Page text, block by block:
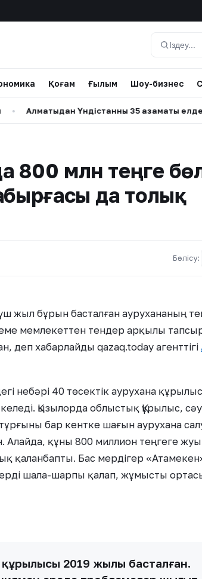
Іздеу
Қоғам Ғылым Шоу-бизнес
Үндістанның 35 азаматы елден
800 млн теңге
да толық
Бөлісу:
жыл бұрын басталған аурухананың
мемлекеттен тендер арқылы
деп хабарлайды qazaq.today агенттігі
небәрі 40 төсектік аурухана
Қызылорда облыстық Құрылыс,
бар кентке шағын аурухана
Алайда, құны 800 миллион теңгеге
қаланбапты. Бас мердігер
шала-шарпы қалап, жұмысты
құрылысы 2019 жылы басталған.